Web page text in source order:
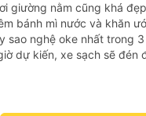
giường nằm cũng khá
bánh mì nước và khăn
sao nghệ oke nhất trong
dự kiến, xe sạch sẽ đén
tượng tốt về nhà xe